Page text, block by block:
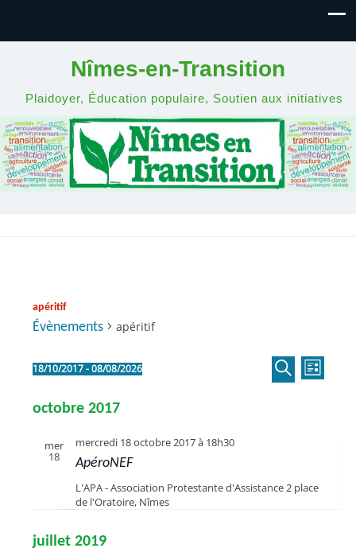
Nîmes-en-Transition
Plaidoyer, Éducation populaire, Soutien aux initiatives
apéritif
Évènements apéritif
Évènements
Recherche
etRECHERCHE
LISTE
18/10/2017 - 08/08/2026
une
date.
octobre 2017
mer
18 ApéroNEF
mercredi 18 octobre 2017 à 18h30
L'APA - Association Protestante d'Assistance2 place
de l'Oratoire, Nîmes
juillet 2019